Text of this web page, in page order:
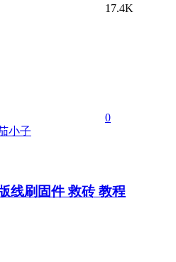
17.4K
0
小子
线刷固件 救砖 教程